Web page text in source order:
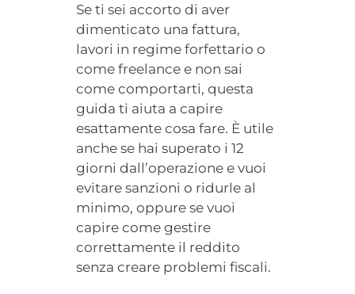
Se ti sei accorto di aver
dimenticato una fattura,
lavori in regime forfettario o
come freelance e non sai
come comportarti, questa
guida ti aiuta a capire
esattamente cosa fare. È utile
anche se hai superato i 12
giorni dall’operazione e vuoi
evitare sanzioni o ridurle al
minimo, oppure se vuoi
capire come gestire
correttamente il reddito
senza creare problemi fiscali.